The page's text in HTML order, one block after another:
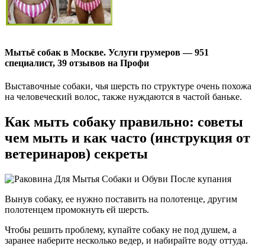
Мытьё собак в Москве. Услуги грумеров — 951
специалист, 39 отзывов на Профи
Выставочные собаки, чья шерсть по структуре очень похожа
на человеческий волос, также нуждаются в частой баньке.
Как мыть собаку правильно: советы
чем мыть и как часто (инструкция от
ветеринаров) секреты
Вынув собаку, ее нужно поставить на полотенце, другим
полотенцем промокнуть ей шерсть.
Чтобы решить проблему, купайте собаку не под душем, а
заранее наберите несколько ведер, и набирайте воду оттуда.